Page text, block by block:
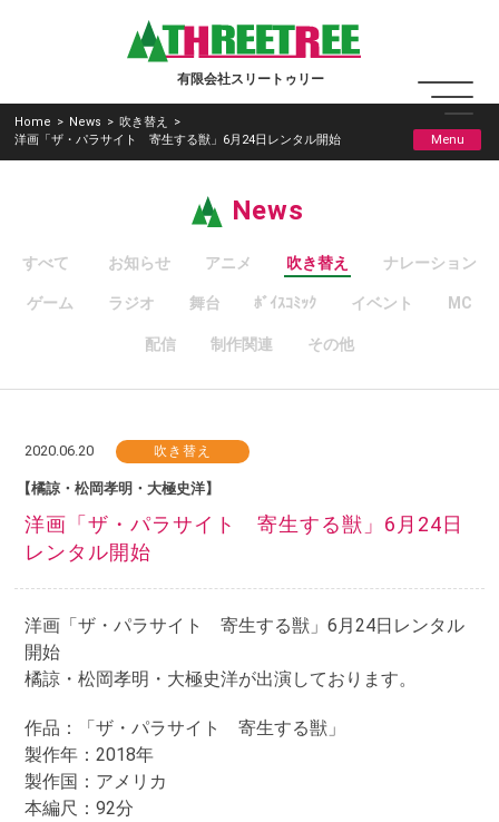
有限会社スリートゥリー
Menu
Home > News > 吹き替え
>
洋画「ザ・パラサイト 寄生する獣」6月24日レンタル開始
News
すべて お知らせ アニメ 吹き替え ナレーション
ゲーム ラジオ 舞台 ﾎﾞｲｽｺﾐｯｸ イベント MC
配信 制作関連 その他
2020.06.20 吹き替え
【橘諒・松岡孝明・大極史洋】
洋画「ザ・パラサイト 寄生する獣」6月24日
レンタル開始
洋画「ザ・パラサイト 寄生する獣」6月24日レンタル
開始
橘諒・松岡孝明・大極史洋が出演しております。
作品：「ザ・パラサイト 寄生する獣」
製作年：2018年
製作国：アメリカ
本編尺：92分